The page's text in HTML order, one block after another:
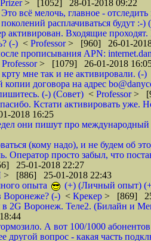
Prizer> [1052] 28-01-2018 09:22
Это всё мелочь, главное -
поколений расплачиваться будут :-)
Входящие проходят.
(-) < Professor> [960] 26-01-
прописывания APN:
Professor> [1079] 26-01-2018
мне так и не активировали. (-)
копии договора на адрес
(-) (Совет) < Professor>
Кстати активировать уже.
2018 16:25
они пишут про
(кому надо), и не будем об
Оператор просто забыл, что
25-01-2018 22:27
> [886] 25-01-2018 22:43
опыта
(+) (Личный опыт)
Воронеже? (-) < Крекер > [869]
в 2G Воронеж. Теле2. (Билайн и
А вот 100/1000
другой вопрос - какая часть